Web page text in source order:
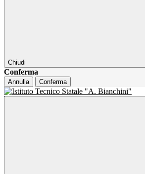
Chiudi
Conferma
Annulla Conferma